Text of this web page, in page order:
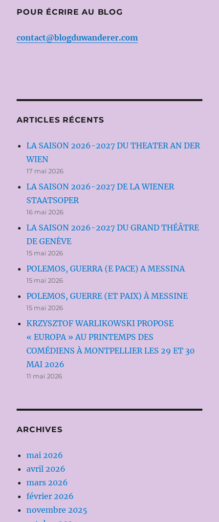
POUR ÉCRIRE AU BLOG
contact@blogduwanderer.com
ARTICLES RÉCENTS
LA SAISON 2026-2027 DU THEATER AN DER
WIEN
17 mai 2026
LA SAISON 2026-2027 DE LA WIENER
STAATSOPER
16 mai 2026
LA SAISON 2026-2027 DU GRAND THÉÂTRE
DE GENÈVE
15 mai 2026
POLEMOS, GUERRA (E PACE) A MESSINA
15 mai 2026
POLEMOS, GUERRE (ET PAIX) À MESSINE
15 mai 2026
KRZYSZTOF WARLIKOWSKI PROPOSE
« EUROPA » AU PRINTEMPS DES
COMÉDIENS À MONTPELLIER LES 29 ET 30
MAI 2026
11 mai 2026
ARCHIVES
mai 2026
avril 2026
mars 2026
février 2026
novembre 2025